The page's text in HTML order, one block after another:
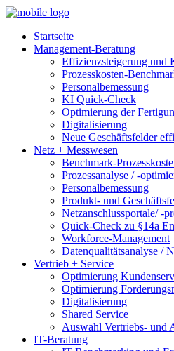
Startseite
Management-Beratung
Effizienzsteigerung und
Prozesskosten-
Personalbemessung
KI Quick-Check
Optimierung der
Digitalisierung
Neue Geschäftsfelder
Netz + Messwesen
Benchmark-
Prozessanalyse / -
Personalbemessung
Produkt- und
Netzanschlussportale/ -
Quick-Check zu §14a
Workforce-Management
Datenqualitätsanalyse /
Vertrieb + Service
Optimierung
Optimierung
Digitalisierung
Shared Service
Auswahl Vertriebs- und
IT-Beratung